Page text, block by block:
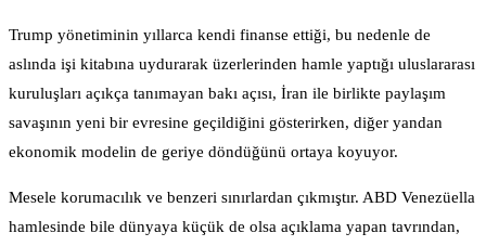
Trump yönetiminin yıllarca kendi finanse ettiği, bu nedenle de
aslında işi kitabına uydurarak üzerlerinden hamle yaptığı uluslararası
kuruluşları açıkça tanımayan bakı açısı, İran ile birlikte paylaşım
savaşının yeni bir evresine geçildiğini gösterirken, diğer yandan
ekonomik modelin de geriye döndüğünü ortaya koyuyor.
Mesele korumacılık ve benzeri sınırlardan çıkmıştır. ABD Venezüella
hamlesinde bile dünyaya küçük de olsa açıklama yapan tavrından,